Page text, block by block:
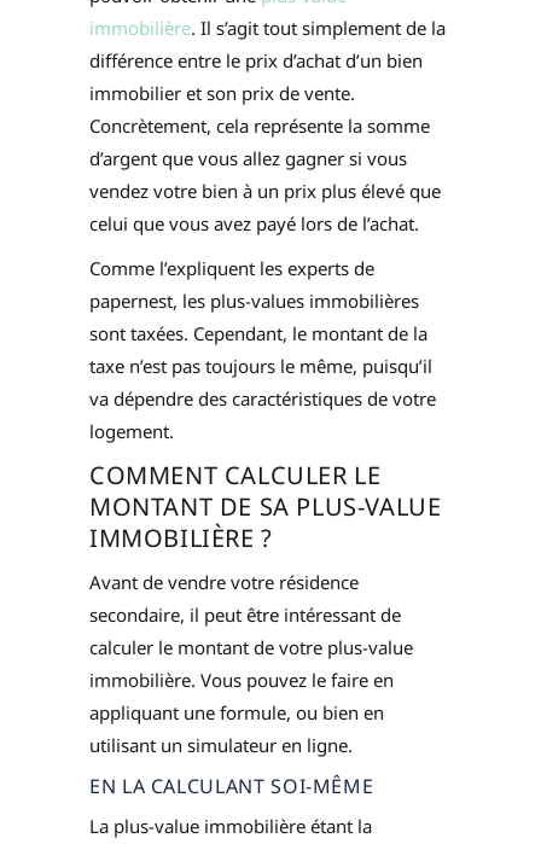
immobilière. Il s’agit tout simplement de la
différence entre le prix d’achat d’un bien
immobilier et son prix de vente.
Concrètement, cela représente la somme
d’argent que vous allez gagner si vous
vendez votre bien à un prix plus élevé que
celui que vous avez payé lors de l’achat.
Comme l’expliquent les experts de
papernest, les plus-values immobilières
sont taxées. Cependant, le montant de la
taxe n’est pas toujours le même, puisqu’il
va dépendre des caractéristiques de votre
logement.
COMMENT CALCULER LE
MONTANT DE SA PLUS-VALUE
IMMOBILIÈRE ?
Avant de vendre votre résidence
secondaire, il peut être intéressant de
calculer le montant de votre plus-value
immobilière. Vous pouvez le faire en
appliquant une formule, ou bien en
utilisant un simulateur en ligne.
EN LA CALCULANT SOI-MÊME
La plus-value immobilière étant la